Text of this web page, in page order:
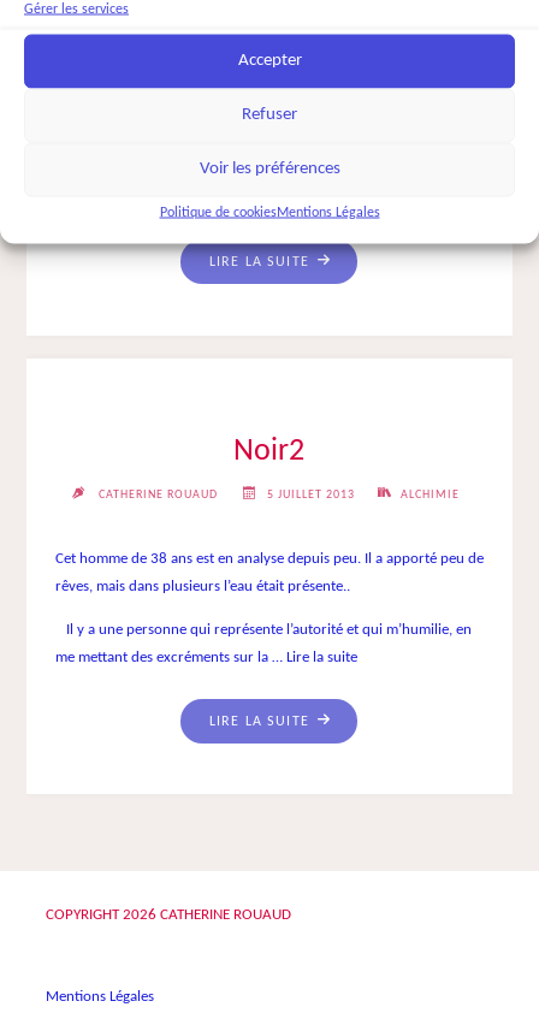
Gérer les services
Accepter
Refuser
Voir les préférences
Politique de cookiesMentions Légales
CATHERINE ROUAUD
Cette femme est en 3° année d’analyse. Elle a pu prendre
LIRE LA SUITE"NOIR3"
Noir2
CATHERINE ROUAUD 5 JUILLET 2013 ALCHIMIE
Cet homme de 38 ans est en analyse depuis peu. Il a apporté peu de
rêves, mais dans plusieurs l’eau était présente..
Il y a une personne qui représente l’autorité et qui m’humilie, en
me mettant des excréments sur la … Lire la suite
LIRE LA SUITE"NOIR2"
COPYRIGHT2026 CATHERINE ROUAUD
Mentions Légales